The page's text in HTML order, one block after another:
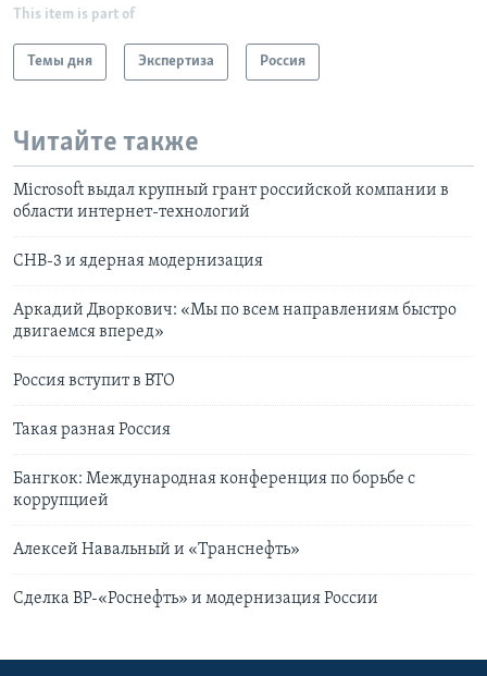
This item is part of
Темы дня Экспертиза Россия
Читайте также
Microsoft выдал крупный грант российской компании в
области интернет-технологий
СНВ-3 и ядерная модернизация
Аркадий Дворкович: «Мы по всем направлениям быстро
двигаемся вперед»
Россия вступит в ВТО
Такая разная Россия
Бангкок: Международная конференция по борьбе с
коррупцией
Алексей Навальный и «Транснефть»
Сделка BP-«Роснефть» и модернизация России